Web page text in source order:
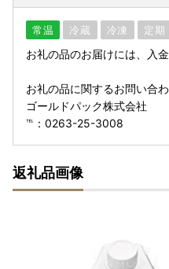
常温 冷蔵 冷凍 定期
お礼の品のお届けには、入
お礼の品に関するお問い合
ゴールドパック株式会社
℡：0263-25-3008
返礼品画像